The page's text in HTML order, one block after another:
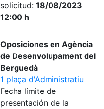
solicitud: 18/08/2023
12:00 h
Oposiciones en Agència
de Desenvolupament del
Berguedà
1 plaça d'Administratiu
Fecha límite de
presentación de la